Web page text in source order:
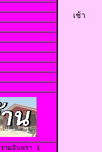
รามอินทรา 1
เช้า